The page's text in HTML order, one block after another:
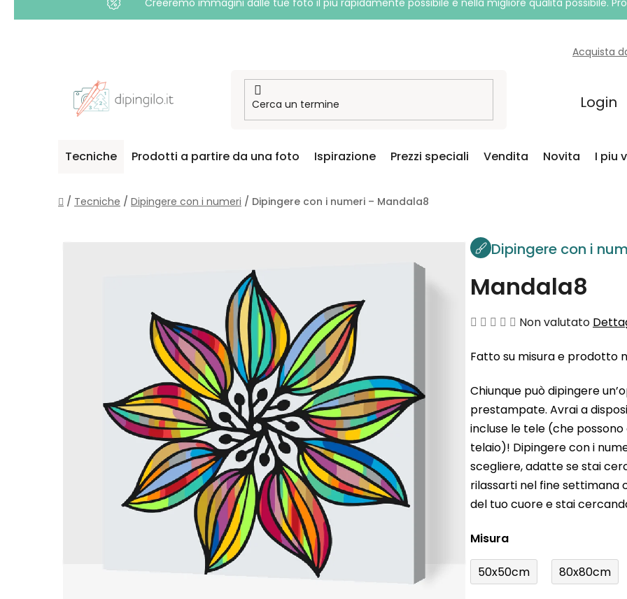
Creeremo immagini dalle tue foto il più rapidamente possibile e nella migliore qualità possibile.
Acquista
Login
Tecniche Prodotti a partire da una foto Ispirazione Prezzi speciali Vendita Novita I piu
Casa
/ Tecniche / Dipingere con i numeri / Dipingere con i numeri – Mandala8
Dipingere con i
Mandala8
La
media
prodotto
è
0,0
su
5
stelle.
Non valutato
Fatto su misura e prodotto
Chiunque può dipingere
prestampate. Avrai a
incluse le tele (che
telaio)! Dipingere con i
scegliere, adatte se stai
rilassarti nel fine settimana
del tuo cuore e stai
Misura
50x50cm 80x80cm